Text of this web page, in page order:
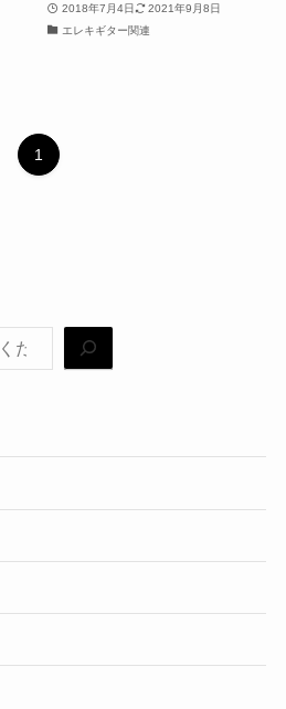
2018年7月4日
2021年9月8日
エレキギター関連
1